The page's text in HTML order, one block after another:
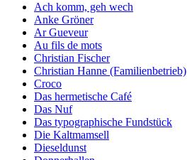
Ach komm, geh wech
Anke Gröner
Ar Gueveur
Au fils de mots
Christian Fischer
Christian Hanne (Familienbetrieb)
Croco
Das hermetische Café
Das Nuf
Das typographische Fundstück
Die Kaltmamsell
Dieseldunst